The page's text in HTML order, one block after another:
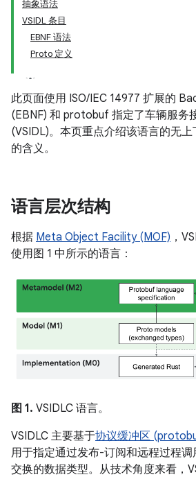
抽象语法
VSIDL 条目
EBNF 语法
Proto 定义
此页面使用 ISO/IEC 14977 扩展的
(EBNF) 和 protobuf 指定了车辆服务
(VSIDL)。本页重点介绍该语言的无
的含义。
语言层次结构
根据 Meta Object Facility (MOF) ，
使用图 1 中所示的语言：
图 1. VSIDLC 语言。
VSIDLC 主要基于协议缓冲区
用于指定通过发布-订阅和远程过程调
交换的数据类型。从技术角度来看，